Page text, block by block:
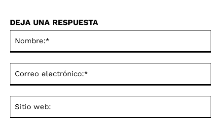
DEJA UNA RESPUESTA